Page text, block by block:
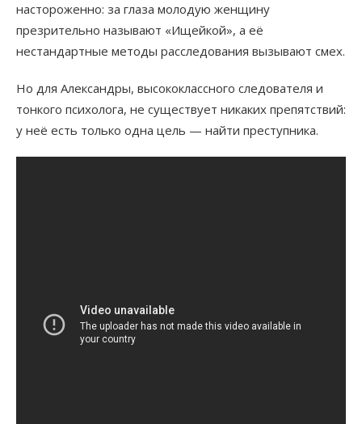
настороженно: за глаза молодую женщину
презрительно называют «Ищейкой», а её
нестандартные методы расследования вызывают смех.
Но для Александры, высококлассного следователя и
тонкого психолога, не существует никаких препятствий:
у неё есть только одна цель — найти преступника.